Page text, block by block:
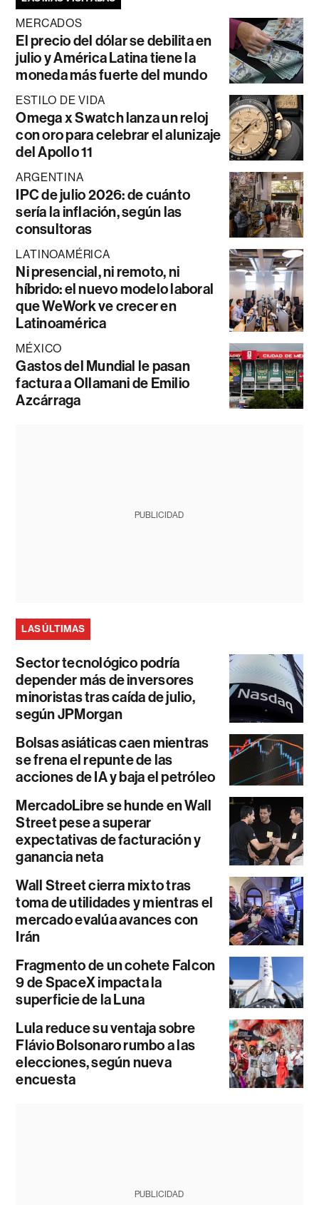
MERCADOS
El precio del dólar se debilita en
julio y América Latina tiene la
moneda más fuerte del mundo
ESTILO DE VIDA
Omega x Swatch lanza un reloj
con oro para celebrar el alunizaje
del Apollo 11
ARGENTINA
IPC de julio 2026: de cuánto
sería la inflación, según las
consultoras
LATINOAMÉRICA
Ni presencial, ni remoto, ni
híbrido: el nuevo modelo laboral
que WeWork ve crecer en
Latinoamérica
MÉXICO
Gastos del Mundial le pasan
factura a Ollamani de Emilio
Azcárraga
PUBLICIDAD
LAS ÚLTIMAS
Sector tecnológico podría
depender más de inversores
minoristas tras caída de julio,
según JPMorgan
Bolsas asiáticas caen mientras
se frena el repunte de las
acciones de IA y baja el petróleo
MercadoLibre se hunde en Wall
Street pese a superar
expectativas de facturación y
ganancia neta
Wall Street cierra mixto tras
toma de utilidades y mientras el
mercado evalúa avances con
Irán
Fragmento de un cohete Falcon
9 de SpaceX impacta la
superficie de la Luna
Lula reduce su ventaja sobre
Flávio Bolsonaro rumbo a las
elecciones, según nueva
encuesta
PUBLICIDAD